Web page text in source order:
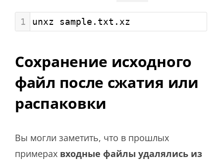
1 unxz sample.txt.xz
Сохранение исходного
файл после сжатия или
распаковки
Вы могли заметить, что в прошлых
примерах входные файлы удалялись из